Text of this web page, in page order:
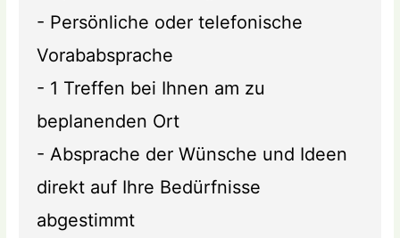
- Persönliche oder telefonische
Vorababsprache
- 1 Treffen bei Ihnen am zu
beplanenden Ort
- Absprache der Wünsche und Ideen
direkt auf Ihre Bedürfnisse
abgestimmt